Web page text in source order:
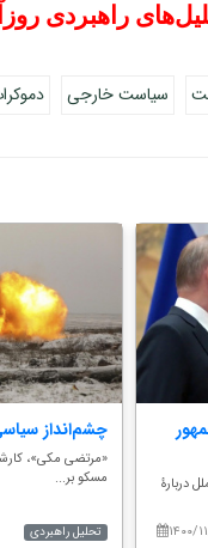
راهبردی
سیاست خارجی
چشم‌انداز
«مرتضی مکی»،
مسکو بر...
تحلیل راهبردی
دربارۀ
۱۱/۲۷